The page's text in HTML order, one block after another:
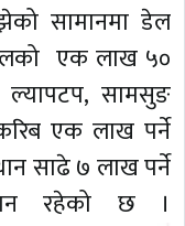
सामानमा डेल
एक लाख ५०
सामसुङ
एक लाख पर्ने
साढे ७ लाख पर्ने
रहेको छ ।